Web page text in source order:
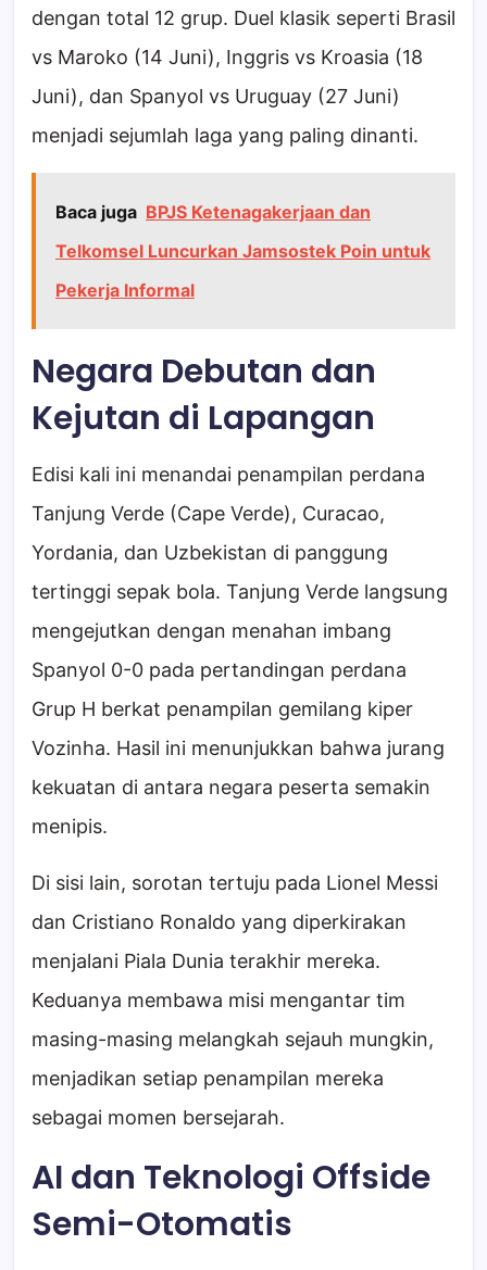
dengan total 12 grup. Duel klasik seperti Brasil
vs Maroko (14 Juni), Inggris vs Kroasia (18
Juni), dan Spanyol vs Uruguay (27 Juni)
menjadi sejumlah laga yang paling dinanti.
Baca juga BPJS Ketenagakerjaan dan
Telkomsel Luncurkan Jamsostek Poin untuk
Pekerja Informal
Negara Debutan dan
Kejutan di Lapangan
Edisi kali ini menandai penampilan perdana
Tanjung Verde (Cape Verde), Curacao,
Yordania, dan Uzbekistan di panggung
tertinggi sepak bola. Tanjung Verde langsung
mengejutkan dengan menahan imbang
Spanyol 0-0 pada pertandingan perdana
Grup H berkat penampilan gemilang kiper
Vozinha. Hasil ini menunjukkan bahwa jurang
kekuatan di antara negara peserta semakin
menipis.
Di sisi lain, sorotan tertuju pada Lionel Messi
dan Cristiano Ronaldo yang diperkirakan
menjalani Piala Dunia terakhir mereka.
Keduanya membawa misi mengantar tim
masing-masing melangkah sejauh mungkin,
menjadikan setiap penampilan mereka
sebagai momen bersejarah.
AI dan Teknologi Offside
Semi-Otomatis